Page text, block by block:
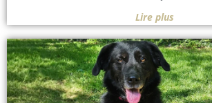
Lire plus